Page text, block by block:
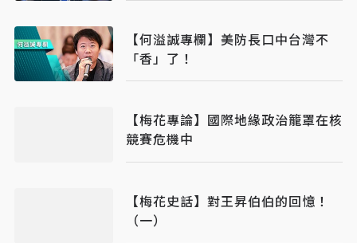
【何溢誠專欄】美防長口中台灣不
「香」了！
【梅花專論】國際地緣政治籠罩在核
競賽危機中
【梅花史話】對王昇伯伯的回憶！
（一）